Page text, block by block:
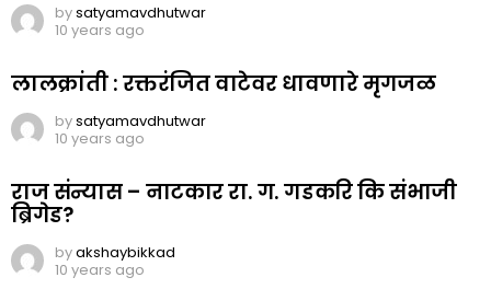
bysatyamavdhutwar
10 years ago
लालक्रांती : रक्तरंजित वाटेवर धावणारे मृगजळ
bysatyamavdhutwar
10 years ago
राज संन्यास – नाटकार रा. ग. गडकरि कि संभाजी
ब्रिगेड?
byakshaybikkad
10 years ago